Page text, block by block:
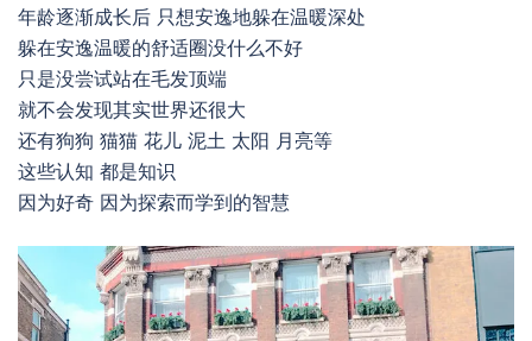
年龄逐渐成长后 只想安逸地躲在温暖深处
躲在安逸温暖的舒适圈没什么不好
只是没尝试站在毛发顶端
就不会发现其实世界还很大
还有狗狗 猫猫 花儿 泥土 太阳 月亮等
这些认知 都是知识
因为好奇 因为探索而学到的智慧